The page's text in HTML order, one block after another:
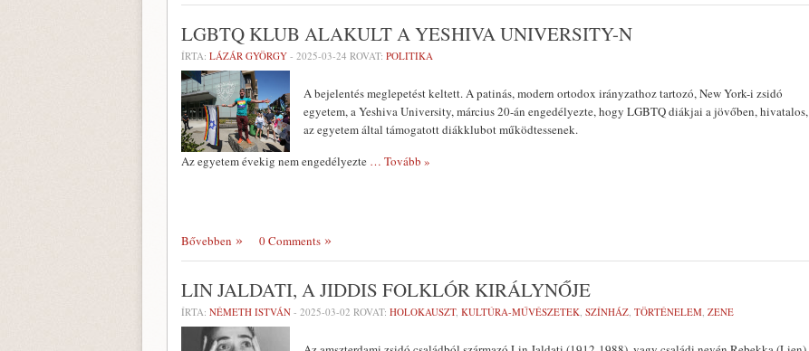
LGBTQ KLUB ALAKULT A YESHIVA UNIVERSITY-N
ÍRTA: LÁZÁR GYÖRGY - 2025-03-24 ROVAT: POLITIKA
A bejelentés meglepetést keltett. A patinás, modern ortodox irányzathoz tartozó, New York-i zsidó
egyetem, a Yeshiva University, március 20-án engedélyezte, hogy LGBTQ diákjai a jövőben, hivatalos,
az egyetem által támogatott diákklubot működtessenek.
Az egyetem évekig nem engedélyezte … Tovább »
Bővebben 0 Comments
LIN JALDATI, A JIDDIS FOLKLÓR KIRÁLYNŐJE
ÍRTA: NÉMETH ISTVÁN - 2025-03-02 ROVAT: HOLOKAUSZT, KULTÚRA-MŰVÉSZETEK, SZÍNHÁZ, TÖRTÉNELEM, ZENE